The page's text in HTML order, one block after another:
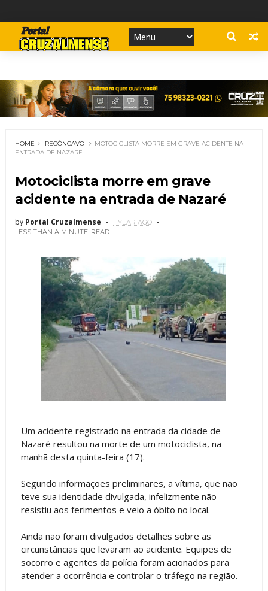
HOME RECÔNCAVO
MOTOCICLISTA MORRE EM GRAVE ACIDENTE NA
ENTRADA DE NAZARÉ
Motociclista morre em grave
acidente na entrada de Nazaré
by Portal Cruzalmense
1 YEAR AGO
LESS THAN A MINUTE READ
Um acidente registrado na entrada da cidade de
Nazaré resultou na morte de um motociclista, na
manhã desta quinta-feira (17).
Segundo informações preliminares, a vítima, que não
teve sua identidade divulgada, infelizmente não
resistiu aos ferimentos e veio a óbito no local.
Ainda não foram divulgados detalhes sobre as
circunstâncias que levaram ao acidente. Equipes de
socorro e agentes da polícia foram acionados para
atender a ocorrência e controlar o tráfego na região.